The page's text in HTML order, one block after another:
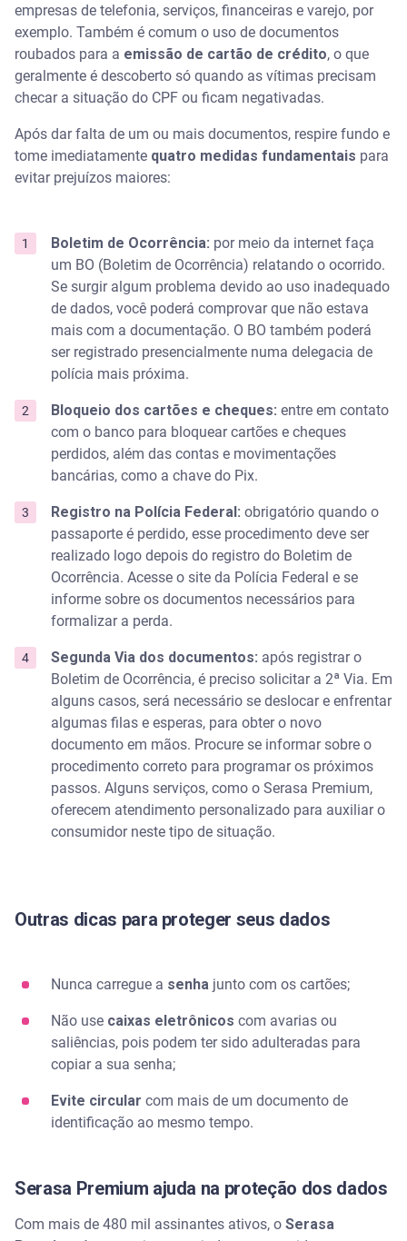
empresas de telefonia, serviços, financeiras e varejo, por
exemplo. Também é comum o uso de documentos
roubados para a emissão de cartão de crédito, o que
geralmente é descoberto só quando as vítimas precisam
checar a situação do CPF ou ficam negativadas.
Após dar falta de um ou mais documentos, respire fundo e
tome imediatamente quatro medidas fundamentais para
evitar prejuízos maiores:
Boletim de Ocorrência: por meio da internet faça
um BO (Boletim de Ocorrência) relatando o ocorrido.
Se surgir algum problema devido ao uso inadequado
de dados, você poderá comprovar que não estava
mais com a documentação. O BO também poderá
ser registrado presencialmente numa delegacia de
polícia mais próxima.
Bloqueio dos cartões e cheques: entre em contato
com o banco para bloquear cartões e cheques
perdidos, além das contas e movimentações
bancárias, como a chave do Pix.
Registro na Polícia Federal: obrigatório quando o
passaporte é perdido, esse procedimento deve ser
realizado logo depois do registro do Boletim de
Ocorrência. Acesse o site da Polícia Federal e se
informe sobre os documentos necessários para
formalizar a perda.
Segunda Via dos documentos: após registrar o
Boletim de Ocorrência, é preciso solicitar a 2ª Via. Em
alguns casos, será necessário se deslocar e enfrentar
algumas filas e esperas, para obter o novo
documento em mãos. Procure se informar sobre o
procedimento correto para programar os próximos
passos. Alguns serviços, como o Serasa Premium,
oferecem atendimento personalizado para auxiliar o
consumidor neste tipo de situação.
Outras dicas para proteger seus dados
Nunca carregue a senha junto com os cartões;
Não use caixas eletrônicos com avarias ou
saliências, pois podem ter sido adulteradas para
copiar a sua senha;
Evite circular com mais de um documento de
identificação ao mesmo tempo.
Serasa Premium ajuda na proteção dos dados
Com mais de 480 mil assinantes ativos, o Serasa